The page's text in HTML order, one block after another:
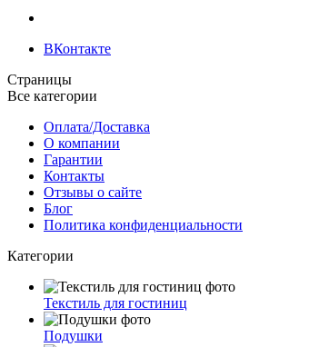
ВКонтакте
Страницы
Все категории
Оплата/Доставка
О компании
Гарантии
Контакты
Отзывы о сайте
Блог
Политика конфиденциальности
Категории
Текстиль для гостиниц
Подушки